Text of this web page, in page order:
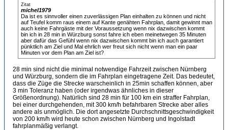
Zitat
michel1979
Da ist es sinnvoller einen zuverlässigen Plan einhalten zu können und nicht
auf Teufel komm raus einem auf Kante genähten Fahrplan, damit gewinnt man
auch keine Fahrgäste mit der Voraussetzung wenn nix dazwischen kommt
bin ich in 28 min in Würzburg sonst fahre ich eben meinetwegen 35 Minuten
aber dafür das Gefühl wenn nix dazwischen kommt bin ich auch garantiert
pünktlich am Ziel und Mal ehrlich wer freut sich nicht wenn man ein paar
Minuten vor dem Plan am Ziel ist?
28 min sind nicht die minimal notwendige Fahrzeit zwischen Nürnberg
und Würzburg, sondern die im Fahrplan eingetragene Zeit. Das bedeutet,
dass die Züge die Strecke warscheinlich in 25min schaffen können, aber
3 min Toleranz haben (oder irgendwas ähnliches in dieser
Größenordnung). Natürlich sind 28 min für 100 km ein straffer Fahrplan,
bei einer durchgehenden, mit 300 km/h befahrbaren Strecke aber alles
andere als unmöglich. Die dort angesetzte Durchschnittsgeschwindigkeit
von 200 km/h wird heute schon zwischen Nürnberg und Ingolstadt
fahrplanmäßig verlangt.